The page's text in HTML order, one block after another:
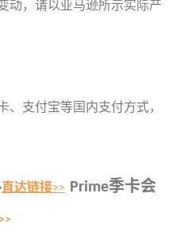
动，请以亚马逊所示实际产
、支付宝等国内支付方式，
直达链接>> Prime季卡会